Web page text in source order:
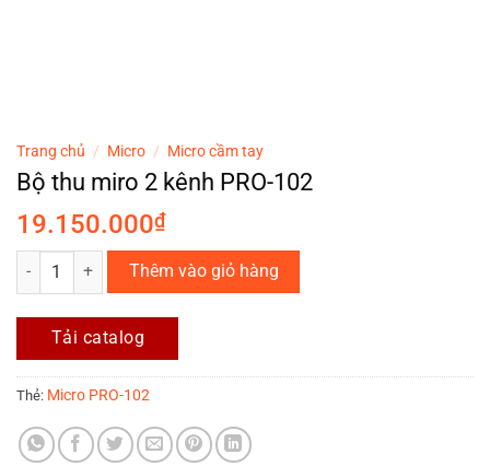
Trang chủ / Micro / Micro cầm tay
Bộ thu miro 2 kênh PRO-102
19.150.000₫
Bộ thu miro 2 kênh PRO-102 số lượng
Thêm vào giỏ hàng
Tải catalog
Thẻ: Micro PRO-102